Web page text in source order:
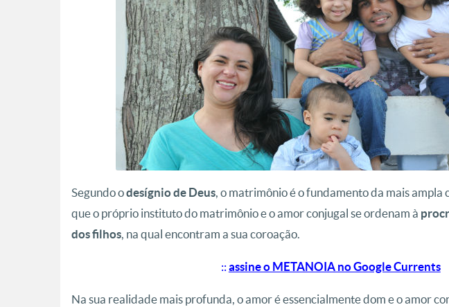
Segundo odesígnio de Deus, o matrimônio é o fundamento da mais
que o próprio instituto do matrimônio e o amor conjugal se ordenam à
dos filhos, na qual encontram a sua coroação.
:: assine o METANOIA no Google Currents
Na sua realidade mais profunda, o amor é essencialmente dom e o amor